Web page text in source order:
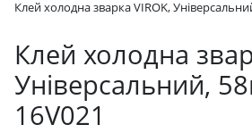
Клей холодна зварка VIROK,
Клей холодна
Універсальний,
16V021